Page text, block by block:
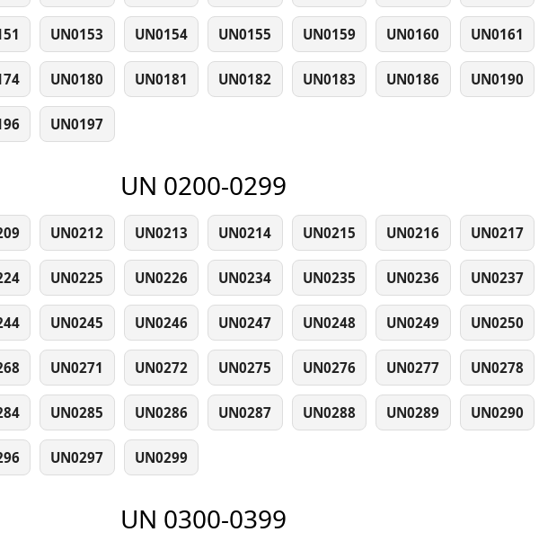
UN0153 UN0154 UN0155 UN0159 UN0160 UN0161
UN0180 UN0181 UN0182 UN0183 UN0186 UN0190
UN0197
UN 0200-0299
UN0212 UN0213 UN0214 UN0215 UN0216 UN0217
UN0225 UN0226 UN0234 UN0235 UN0236 UN0237
UN0245 UN0246 UN0247 UN0248 UN0249 UN0250
UN0271 UN0272 UN0275 UN0276 UN0277 UN0278
UN0285 UN0286 UN0287 UN0288 UN0289 UN0290
UN0297 UN0299
UN 0300-0399